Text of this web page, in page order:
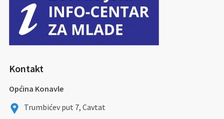
Kontakt
Općina Konavle
Trumbićev put 7, Cavtat